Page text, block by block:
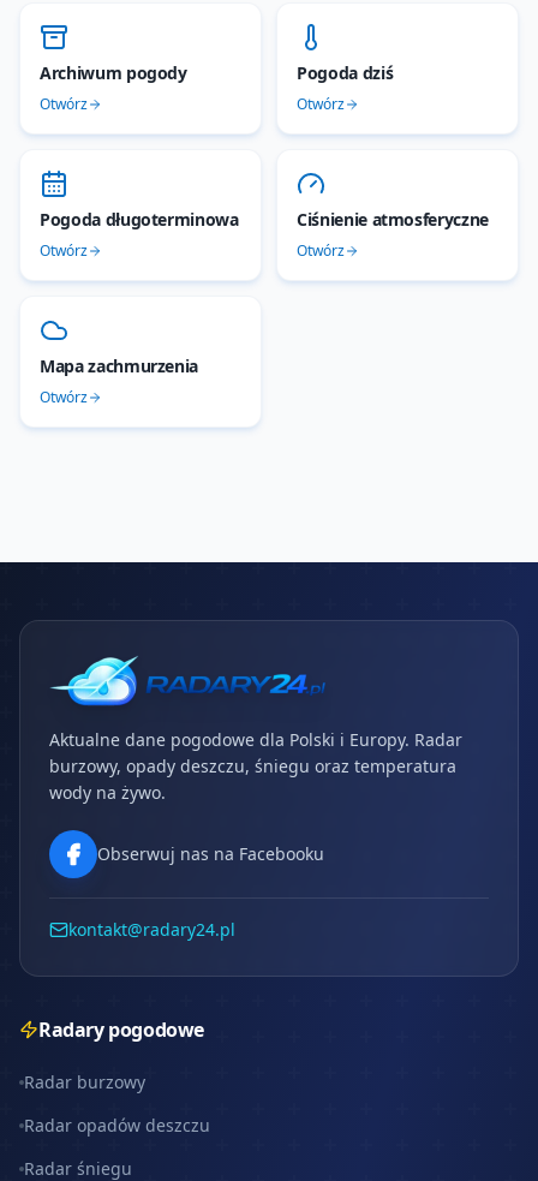
Archiwum pogody
Otwórz
Pogoda dziś
Otwórz
Pogoda długoterminowa
Otwórz
Ciśnienie atmosferyczne
Otwórz
Mapa zachmurzenia
Otwórz
Aktualne dane pogodowe dla Polski i Europy. Radar
burzowy, opady deszczu, śniegu oraz temperatura
wody na żywo.
Obserwuj nas na Facebooku
kontakt@radary24.pl
Radary pogodowe
Radar burzowy
Radar opadów deszczu
Radar śniegu